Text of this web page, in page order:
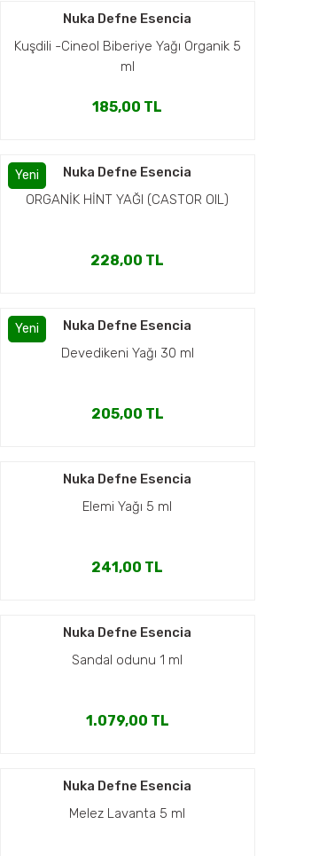
Nuka Defne Esencia
Kuşdili -Cineol Biberiye Yağı Organik 5
ml
185,00 TL
Yeni
Nuka Defne Esencia
ORGANİK HİNT YAĞI (CASTOR OIL)
228,00 TL
Yeni
Nuka Defne Esencia
Devedikeni Yağı 30 ml
205,00 TL
Nuka Defne Esencia
Elemi Yağı 5 ml
241,00 TL
Nuka Defne Esencia
Sandal odunu 1 ml
1.079,00 TL
Nuka Defne Esencia
Melez Lavanta 5 ml